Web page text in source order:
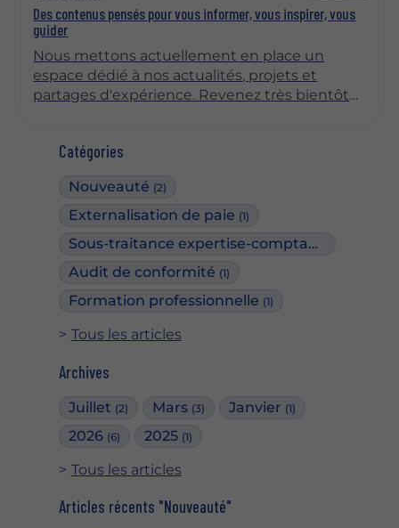
Catégories
Nouveauté (2)
Externalisation de paie (1)
Sous-traitance expertise-comptable
Audit de conformité (1)
Formation professionnelle (1)
Tous les articles
Archives
Juillet (2) Mars (3) Janvier (1)
2026 (6) 2025 (1)
Tous les articles
Articles récents "Nouveauté"
Des contenus pensés pour vous informer, vous inspirer, vous
guider
Nous mettons actuellement en place un
espace dédié à nos actualités, projets et
partages d'expérience. Revenez très bientôt